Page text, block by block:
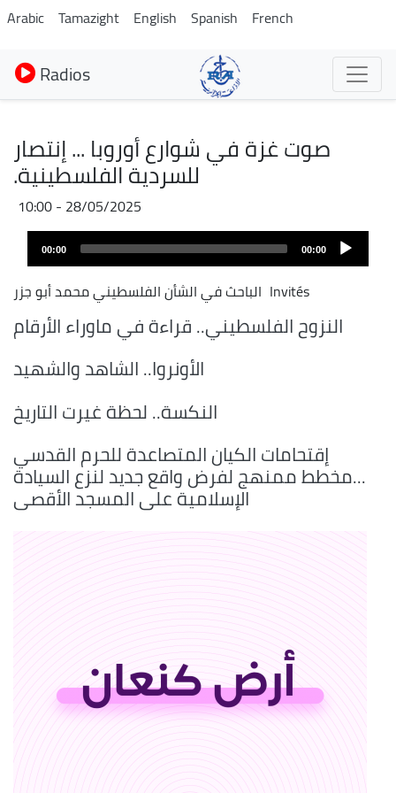
Aller
au
contenu
principal
Arabic Tamazight English Spanish French
Radios
صوت غزة في شوارع أوروبا ... إنتصار
للسردية الفلسطينية.
28/05/2025 - 10:00
00:00
00:00
Invités الباحث في الشأن الفلسطيني محمد أبو جزر
النزوح الفلسطيني.. قراءة في ماوراء الأرقام
الأونروا.. الشاهد والشهيد
النكسة.. لحظة غيرت التاريخ
إقتحامات الكيان المتصاعدة للحرم القدسي
...مخطط ممنهج لفرض واقع جديد لنزع السيادة
الإسلامية على المسجد الأقصى